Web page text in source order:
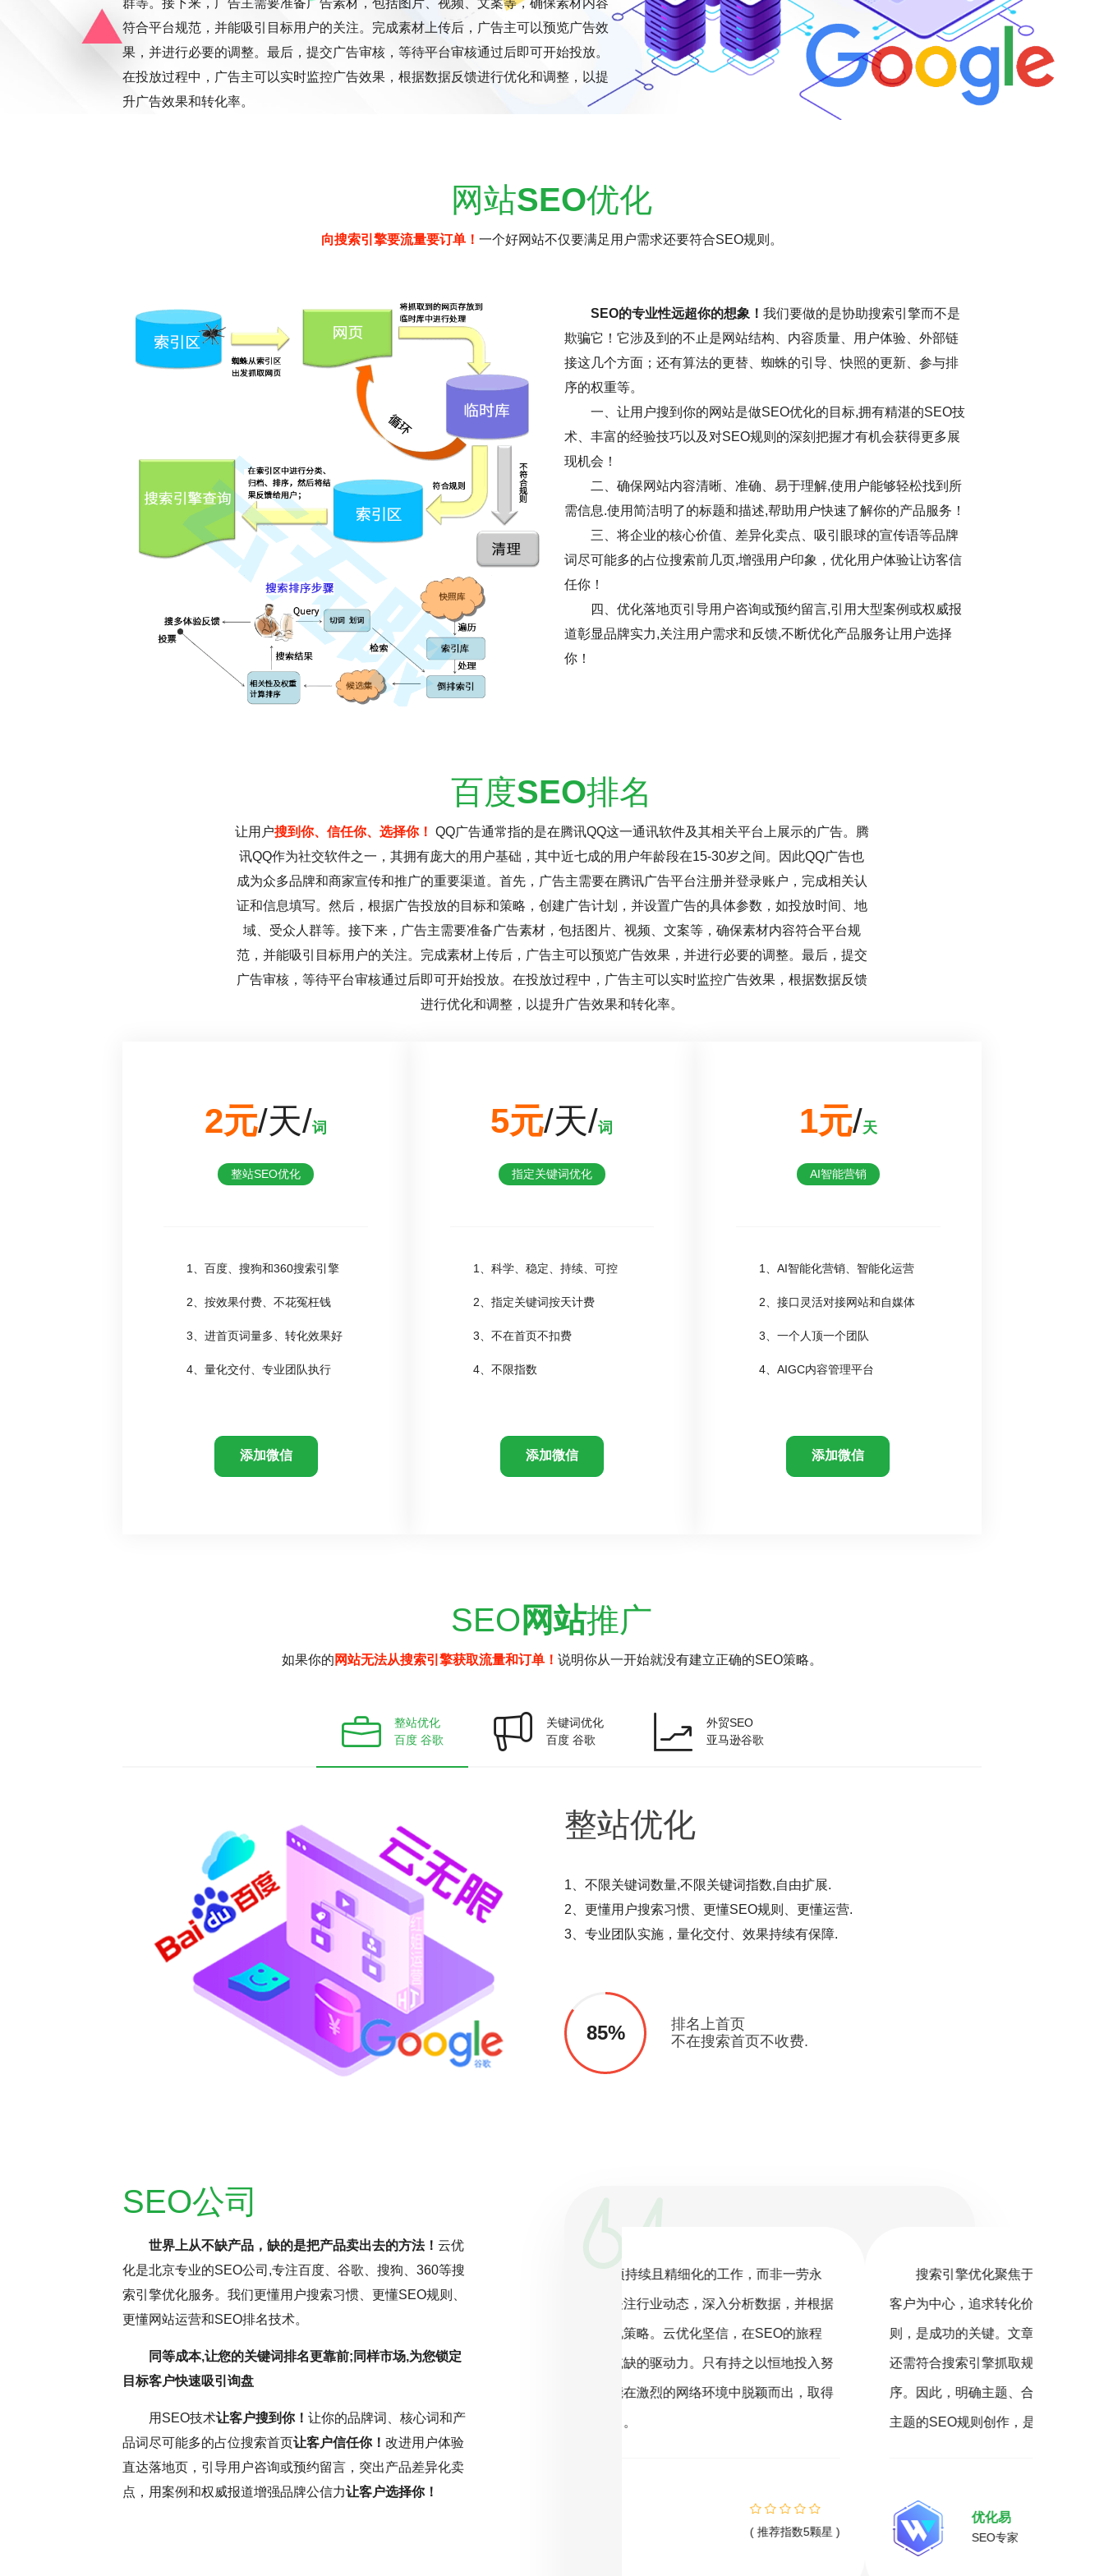
群等。接下来，广告主需要准备广告素材，包括图片、视频、文案等，确保素材内容
符合平台规范，并能吸引目标用户的关注。完成素材上传后，广告主可以预览广告效
果，并进行必要的调整。最后，提交广告审核，等待平台审核通过后即可开始投放。
在投放过程中，广告主可以实时监控广告效果，根据数据反馈进行优化和调整，以提
升广告效果和转化率。
网站SEO优化
向搜索引擎要流量要订单！ 一个好网站不仅要满足用户需求还要符合SEO规则。
SEO的专业性远超你的想象！ 我们要做的是协助搜索引擎而不是
欺骗它！它涉及到的不止是网站结构、内容质量、用户体验、外部链
接这几个方面；还有算法的更替、蜘蛛的引导、快照的更新、参与排
序的权重等。
一、让用户搜到你的网站是做SEO优化的目标,拥有精湛的SEO技
术、丰富的经验技巧以及对SEO规则的深刻把握才有机会获得更多展
现机会！
二、确保网站内容清晰、准确、易于理解,使用户能够轻松找到所
需信息.使用简洁明了的标题和描述,帮助用户快速了解你的产品服务！
三、将企业的核心价值、差异化卖点、吸引眼球的宣传语等品牌
词尽可能多的占位搜索前几页,增强用户印象，优化用户体验让访客信
任你！
四、优化落地页引导用户咨询或预约留言,引用大型案例或权威报
道彰显品牌实力,关注用户需求和反馈,不断优化产品服务让用户选择
你！
百度SEO排名
让用户搜到你、信任你、选择你！ QQ广告通常指的是在腾讯QQ这一通讯软件及其相关平台上展示的广告。腾
讯QQ作为社交软件之一，其拥有庞大的用户基础，其中近七成的用户年龄段在15-30岁之间。因此QQ广告也
成为众多品牌和商家宣传和推广的重要渠道。首先，广告主需要在腾讯广告平台注册并登录账户，完成相关认
证和信息填写。然后，根据广告投放的目标和策略，创建广告计划，并设置广告的具体参数，如投放时间、地
域、受众人群等。接下来，广告主需要准备广告素材，包括图片、视频、文案等，确保素材内容符合平台规
范，并能吸引目标用户的关注。完成素材上传后，广告主可以预览广告效果，并进行必要的调整。最后，提交
广告审核，等待平台审核通过后即可开始投放。在投放过程中，广告主可以实时监控广告效果，根据数据反馈
进行优化和调整，以提升广告效果和转化率。
2元/天/词
整站SEO优化
1、百度、搜狗和360搜索引擎
2、按效果付费、不花冤枉钱
3、进首页词量多、转化效果好
4、量化交付、专业团队执行
添加微信
5元/天/词
指定关键词优化
1、科学、稳定、持续、可控
2、指定关键词按天计费
3、不在首页不扣费
4、不限指数
添加微信
1元/天
AI智能营销
1、AI智能化营销、智能化运营
2、接口灵活对接网站和自媒体
3、一个人顶一个团队
4、AIGC内容管理平台
添加微信
SEO 网站推广
如果你的 网站无法从搜索引擎获取流量和订单！ 说明你从一开始就没有建立正确的SEO策略。
整站优化
百度 谷歌
关键词优化
百度 谷歌
外贸SEO
亚马逊谷歌
整站优化
1、不限关键词数量,不限关键词指数,自由扩展.
2、更懂用户搜索习惯、更懂SEO规则、更懂运营.
3、专业团队实施，量化交付、效果持续有保障.
85%
排名上首页
不在搜索首页不收费.
SEO公司
世界上从不缺产品，缺的是把产品卖出去的方法！云优
化是北京专业的SEO公司,专注百度、谷歌、搜狗、360等搜
索引擎优化服务。我们更懂用户搜索习惯、更懂SEO规则、
更懂网站运营和SEO排名技术。
同等成本,让您的关键词排名更靠前;同样市场,为您锁定
目标客户快速吸引询盘
用SEO技术让客户搜到你！让你的品牌词、核心词和产
品词尽可能多的占位搜索首页让客户信任你！改进用户体验
直达落地页，引导用户咨询或预约留言，突出产品差异化卖
点，用案例和权威报道增强品牌公信力让客户选择你！
，但云优化认为，这更多与网
受多因素影响，但正确思维和
搜索引擎规则，可提升网站转
助力网站取得更好效果。
( 推荐指数5颗星 )
SEO网站优化是一项持续且精细化的工作，而非一劳永
逸。它要求优化师密切关注行业动态，深入分析数据，并根据
中，耐心和毅力是不可或缺的驱动力。只有持之以恒地投入努
更为优异的搜索引擎排名。
搜索引擎优化聚焦于站内优化、站外SEO及搜索体验。以
客户为中心，追求转化价值最大化，遵循用户需求和搜索规
则，是成功的关键。文章作为优化的一环，不仅要满足读者，
还需符合搜索引擎抓取规则。被收录的文章才有机会参与排
序。因此，明确主题、合理结构、段落清晰，并结合关键词与
主题的SEO规则创作，是文章发布的必备要素。
优化易
SEO专家 ( 推荐指数5颗星 )